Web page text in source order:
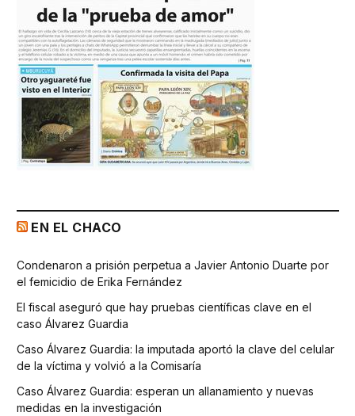
EN EL CHACO
Condenaron a prisión perpetua a Javier Antonio Duarte por
el femicidio de Erika Fernández
El fiscal aseguró que hay pruebas científicas clave en el
caso Álvarez Guardia
Caso Álvarez Guardia: la imputada aportó la clave del celular
de la víctima y volvió a la Comisaría
Caso Álvarez Guardia: esperan un allanamiento y nuevas
medidas en la investigación